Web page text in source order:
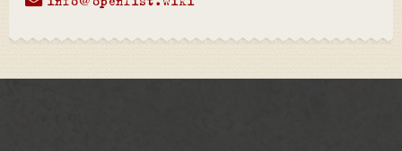
info@openlist.wiki